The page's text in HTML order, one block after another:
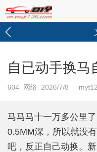
自已动手换马
604 网络 2026/7/8
马马马十一万多公里
0.5MM深，所以就没
吧，反正自己动换。